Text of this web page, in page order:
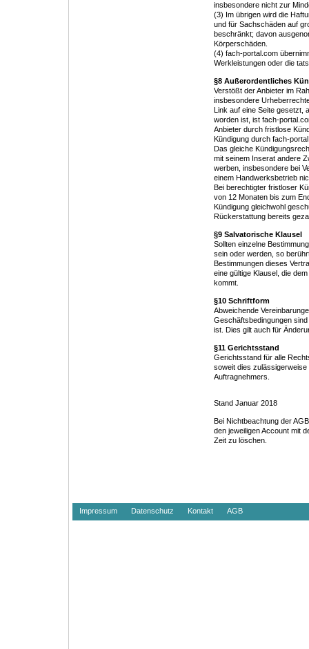
insbesondere nicht zur
(3) Im übrigen wird die
und für Sachschäden auf
beschränkt; davon
Körperschäden.
(4) fach-portal.com
Werkleistungen oder die
§8 Außerordentliches
Verstößt der Anbieter im
insbesondere
Link auf eine Seite gesetzt,
worden ist, ist fach-
Anbieter durch fristlose
Kündigung durch fach-
Das gleiche
mit seinem Inserat andere
werben, insbesondere bei
einem Handwerksbetrieb
Bei berechtigter fristloser
von 12 Monaten bis zum
Kündigung gleichwohl
Rückerstattung bereits
§9 Salvatorische Klausel
Sollten einzelne
sein oder werden, so
Bestimmungen dieses
eine gültige Klausel, die
kommt.
§10 Schriftform
Abweichende
Geschäftsbedingungen
ist. Dies gilt auch für
§11 Gerichtsstand
Gerichtsstand für alle
soweit dies
Auftragnehmers.
Stand Januar 2018
Bei Nichtbeachtung der
den jeweiligen Account mit
Zeit zu löschen.
Impressum Datenschutz Kontakt AGB